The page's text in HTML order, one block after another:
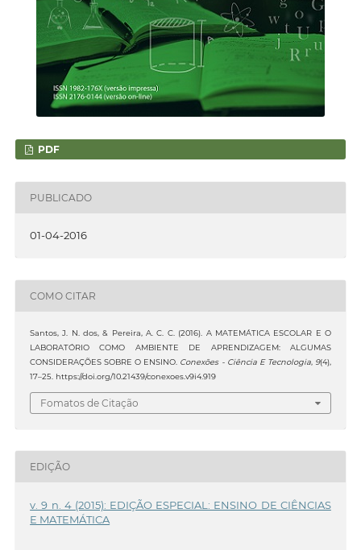
PDF
PUBLICADO
01-04-2016
COMO CITAR
Santos, J. N. dos, & Pereira, A. C. C. (2016). A MATEMÁTICA ESCOLAR E O
LABORATÓRIO COMO AMBIENTE DE APRENDIZAGEM: ALGUMAS
CONSIDERAÇÕES SOBRE O ENSINO. Conexões - Ciência E Tecnologia, 9(4),
17–25. https://doi.org/10.21439/conexoes.v9i4.919
Fomatos de Citação
EDIÇÃO
v. 9 n. 4 (2015): EDIÇÃO ESPECIAL: ENSINO DE CIÊNCIAS
E MATEMÁTICA